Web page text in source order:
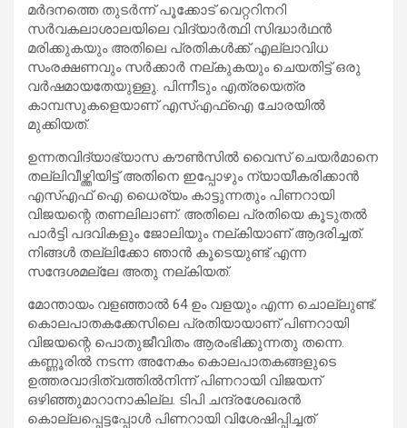
മര്‍ദനത്തെ തുടര്‍ന്ന് പൂക്കോട് വെറ്ററിനറി
സര്‍വകലാശാലയിലെ വിദ്യാര്‍ത്ഥി സിദ്ധാര്‍ഥന്‍
മരിക്കുകയും അതിലെ പ്രതികള്‍ക്ക് എല്ലാവിധ
സംരക്ഷണവും സര്‍ക്കാര്‍ നല്കുകയും ചെയതിട്ട് ഒരു
വര്‍ഷമായതേയുള്ളു. പിന്നീടും എത്രയെത്ര
കാമ്പസുകളെയാണ് എസ്എഫ്ഐ ചോരയില്‍
മുക്കിയത്.
ഉന്നതവിദ്യാഭ്യാസ കൗണ്‍സില്‍ വൈസ് ചെയര്‍മാനെ
തല്ലിവീഴ്ത്തിയിട്ട് അതിനെ ഇപ്പോഴും ന്യായീകരിക്കാന്‍
എസ്എഫ് ഐ ധൈര്യം കാട്ടുന്നതും പിണറായി
വിജയന്റെ തണലിലാണ്. അതിലെ പ്രതിയെ കൂടുതല്‍
പാര്‍ട്ടി പദവികളും ജോലിയും നല്കിയാണ് ആദരിച്ചത്.
നിങ്ങള്‍ തല്ലിക്കോ ഞാന്‍ കൂടെയുണ്ട് എന്ന
സന്ദേശമല്ലേ അതു നല്കിയത്.
മോന്തായം വളഞ്ഞാല്‍ 64 ഉം വളയും എന്ന ചൊല്ലുണ്ട്.
കൊലപാതകക്കേസിലെ പ്രതിയായാണ് പിണറായി
വിജയന്റെ പൊതുജീവിതം ആരംഭിക്കുന്നതു തന്നെ.
കണ്ണൂരില്‍ നടന്ന അനേകം കൊലപാതകങ്ങളുടെ
ഉത്തരവാദിത്വത്തില്‍നിന്ന് പിണറായി വിജയന്
ഒഴിഞ്ഞുമാറാനാകില്ല. ടിപി ചന്ദ്രശേഖരന്‍
കൊല്ലപ്പെട്ടപ്പോള്‍ പിണറായി വിശേഷിപ്പിച്ചത്